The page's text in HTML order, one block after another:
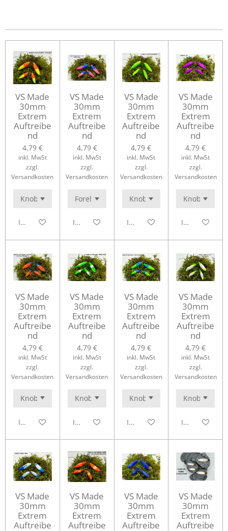
n
n
n
n
VS Made
30mm
Extrem
Auftreibe
nd
4,79 €
inkl. MwSt
zzgl.
Versandkosten
In den Warenkorb
VS Made
30mm
Extrem
Auftreibe
nd
4,79 €
inkl. MwSt
zzgl.
Versandkosten
In den Warenkorb
VS Made
30mm
Extrem
Auftreibe
nd
4,79 €
inkl. MwSt
zzgl.
Versandkosten
In den Warenkorb
VS Made
30mm
Extrem
Auftreibe
nd
4,79 €
inkl. MwSt
zzgl.
Versandkosten
In den
VS Made
30mm
Extrem
Auftreibe
nd
4,79 €
inkl. MwSt
zzgl.
Versandkosten
In den Warenkorb
VS Made
30mm
Extrem
Auftreibe
nd
4,79 €
inkl. MwSt
zzgl.
Versandkosten
In den Warenkorb
VS Made
30mm
Extrem
Auftreibe
nd
4,79 €
inkl. MwSt
zzgl.
Versandkosten
In den Warenkorb
VS Made
30mm
Extrem
Auftreibe
nd
4,79 €
inkl. MwSt
zzgl.
Versandkosten
In den
VS Made
30mm
Extrem
Auftreibe
VS Made
30mm
Extrem
Auftreibe
VS Made
30mm
Extrem
Auftreibe
VS Made
30mm
Extrem
Auftreibe